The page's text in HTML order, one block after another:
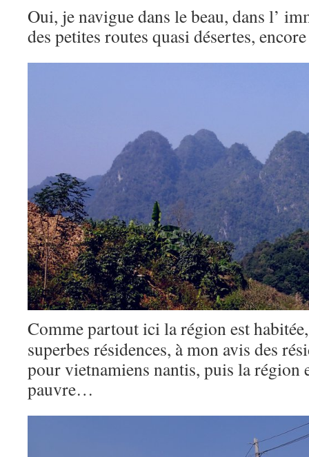
Oui, je navigue dans le beau, dans l’
des petites routes quasi désertes,
Comme partout ici la région est
superbes résidences, à mon avis des
pour vietnamiens nantis, puis la région
pauvre…